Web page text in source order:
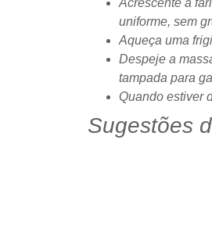
uniforme, sem
Aqueça uma
Despeje a
tampada para
Quando estiver
Sugestões